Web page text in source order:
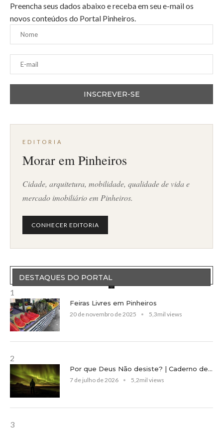
Preencha seus dados abaixo e receba em seu e-mail os
novos conteúdos do Portal Pinheiros.
EDITORIA
Morar em Pinheiros
Cidade, arquitetura, mobilidade, qualidade de vida e
mercado imobiliário em Pinheiros.
CONHECER EDITORIA
DESTAQUES DO PORTAL
1
Feiras Livres em Pinheiros
20 de novembro de 2025 5,3mil views
2
Por que Deus Não desiste? | Caderno de...
7 de julho de 2026 5,2mil views
3